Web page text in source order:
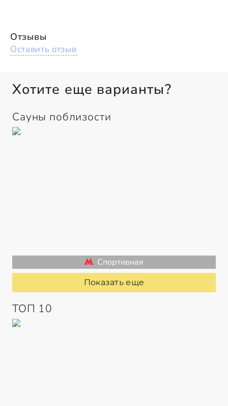
Отзывы
Оставить отзыв
Хотите еще варианты?
Сауны поблизости
Спортивная
Показать еще
ТОП 10